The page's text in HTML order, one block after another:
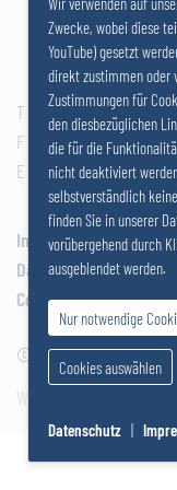
T +43 2742 290 – 0
F +43 2742 290 – 169
E
office@salzer.at
Impressum
Datenschutz
Cookies
© 2026SALZERGRUPPE
Website by SUNNY
Zwecke, wobei diese
YouTube) gesetzt
direkt zustimmen oder
Zustimmungen für
den diesbezüglichen
die für die
nicht deaktiviert
selbstverständlich
finden Sie in unserer
vorübergehend durch
ausgeblendet werden.
Nur notwendige
Cookies auswählen
Datenschutz |